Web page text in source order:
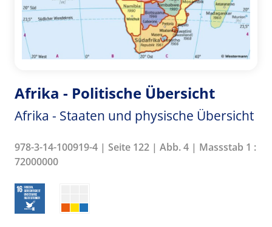
Afrika - Politische Übersicht
Afrika - Staaten und physische Übersicht
978-3-14-100919-4 | Seite 122 | Abb. 4 | Massstab 1 :
72000000